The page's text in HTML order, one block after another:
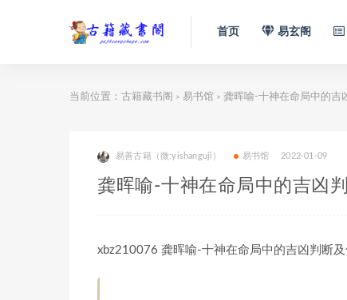
首页 易玄阁
当前位置： 古籍藏书阁 > 易书馆 > 龚晖喻-十神在命局中的吉
易善古籍（微:yishanguji） 易书馆 2022-01-09
龚晖喻-十神在命局中的吉凶
xbz210076 龚晖喻-十神在命局中的吉凶判断